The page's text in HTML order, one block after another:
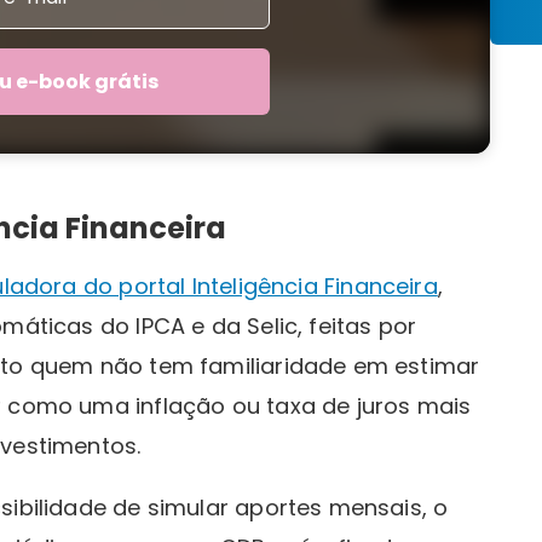
e-book grátis
Financeira
do portal Inteligência Financeira,
do IPCA e da Selic, feitas por
quem não tem familiaridade em estimar
uma inflação ou taxa de juros mais
de simular aportes mensais, o